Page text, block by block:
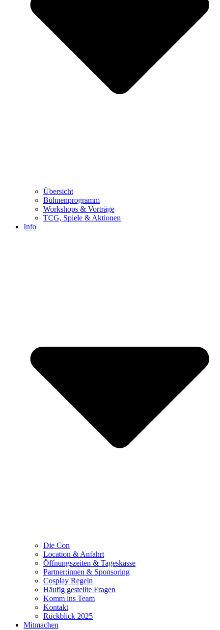
Übersicht
Bühnenprogramm
Workshops & Vorträge
TCG, Spiele & Aktionen
Info
Die Con
Location & Anfahrt
Öffnungszeiten & Tageskasse
Partner:innen & Sponsoring
Cosplay Regeln
Häufig gestellte Fragen
Komm ins Team
Kontakt
Rückblick 2025
Mitmachen